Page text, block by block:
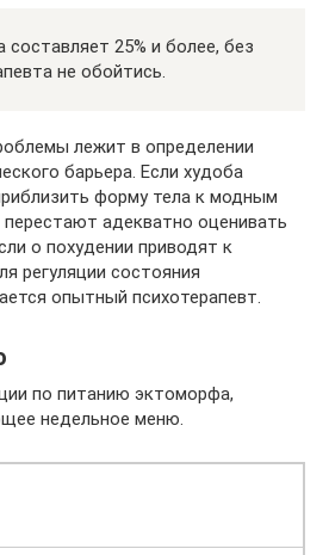
25% и более, без
не обойтись.
лежит в определении
барьера. Если худоба
форму тела к модным
адекватно оценивать
о похудении приводят к
регуляции состояния
опытный психотерапевт.
по питанию эктоморфа,
недельное меню.